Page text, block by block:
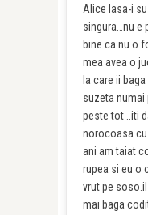
Alice lasa-i
singura…nu e
bine ca nu o
mea avea o
la care ii
suzeta
peste tot ..iti
norocoasa cu
ani am taiat
rupea si eu o
vrut pe
mai baga